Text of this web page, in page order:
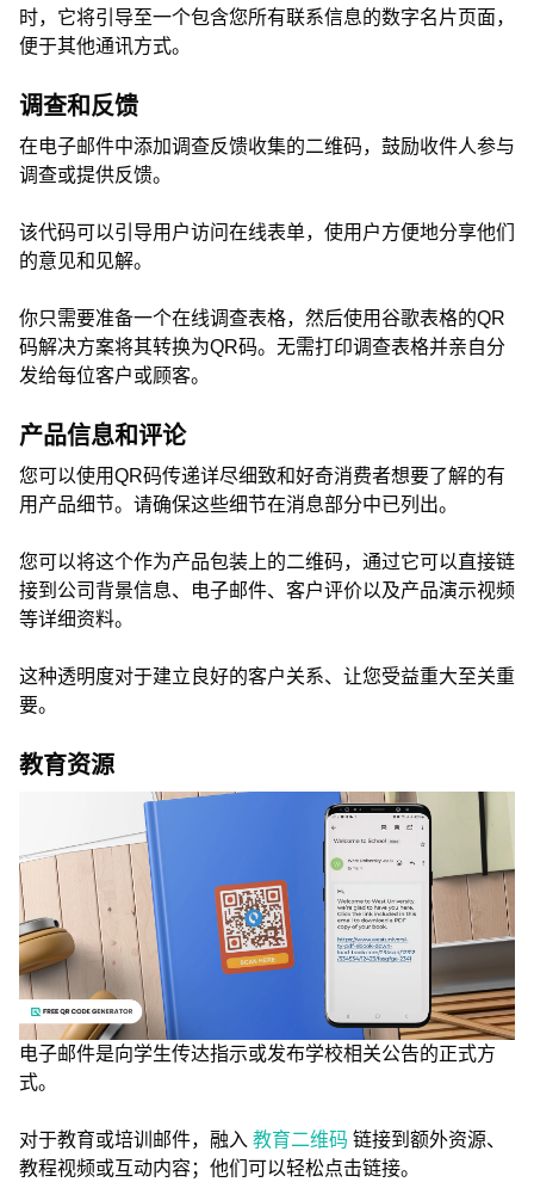
时，它将引导至一个包含您所有联系信息的数字名片页面，
便于其他通讯方式。
调查和反馈
在电子邮件中添加调查反馈收集的二维码，鼓励收件人参与
调查或提供反馈。
该代码可以引导用户访问在线表单，使用户方便地分享他们
的意见和见解。
你只需要准备一个在线调查表格，然后使用谷歌表格的QR
码解决方案将其转换为QR码。无需打印调查表格并亲自分
发给每位客户或顾客。
产品信息和评论
您可以使用QR码传递详尽细致和好奇消费者想要了解的有
用产品细节。请确保这些细节在消息部分中已列出。
您可以将这个作为产品包装上的二维码，通过它可以直接链
接到公司背景信息、电子邮件、客户评价以及产品演示视频
等详细资料。
这种透明度对于建立良好的客户关系、让您受益重大至关重
要。
教育资源
电子邮件是向学生传达指示或发布学校相关公告的正式方
式。
对于教育或培训邮件，融入 教育二维码 链接到额外资源、
教程视频或互动内容；他们可以轻松点击链接。